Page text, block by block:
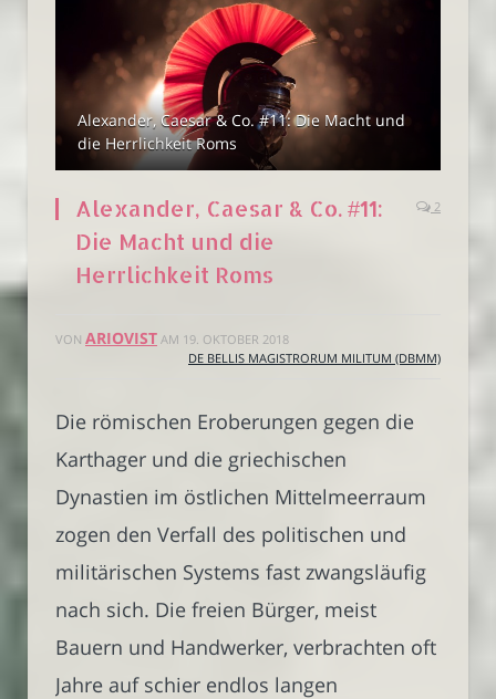
Alexander, Caesar & Co. #11: Die Macht und
die Herrlichkeit Roms
Alexander, Caesar & Co. #11:
Die Macht und die
Herrlichkeit Roms
2
VON ARIOVIST AM 19. OKTOBER 2018
DE BELLIS MAGISTRORUM MILITUM (DBMM)
Die römischen Eroberungen gegen die
Karthager und die griechischen
Dynastien im östlichen Mittelmeerraum
zogen den Verfall des politischen und
militärischen Systems fast zwangsläufig
nach sich. Die freien Bürger, meist
Bauern und Handwerker, verbrachten oft
Jahre auf schier endlos langen